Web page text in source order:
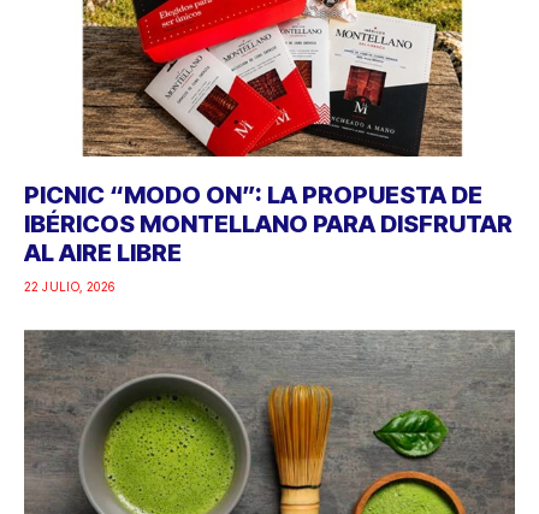
PICNIC “MODO ON”: LA PROPUESTA DE
IBÉRICOS MONTELLANO PARA DISFRUTAR
AL AIRE LIBRE
22 JULIO, 2026